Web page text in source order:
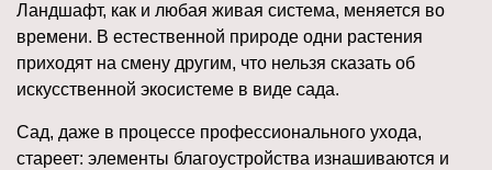
Ландшафт, как и любая живая система, меняется во
времени. В естественной природе одни растения
приходят на смену другим, что нельзя сказать об
искусственной экосистеме в виде сада.
Сад, даже в процессе профессионального ухода,
стареет: элементы благоустройства изнашиваются и